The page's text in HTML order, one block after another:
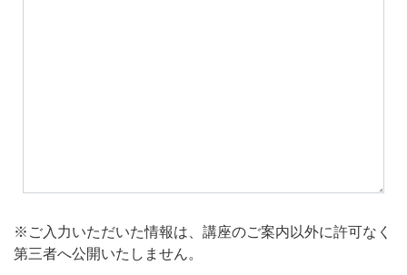
※ご入力いただいた情報は、講座のご案内以外に許可なく
第三者へ公開いたしません。